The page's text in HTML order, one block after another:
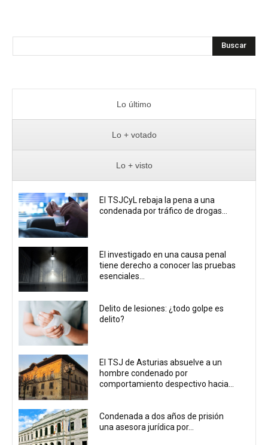
Buscar
Lo último
Lo + votado
Lo + visto
El TSJCyL rebaja la pena a una
condenada por tráfico de drogas...
El investigado en una causa penal
tiene derecho a conocer las pruebas
esenciales...
Delito de lesiones: ¿todo golpe es
delito?
El TSJ de Asturias absuelve a un
hombre condenado por
comportamiento despectivo hacia...
Condenada a dos años de prisión
una asesora jurídica por...